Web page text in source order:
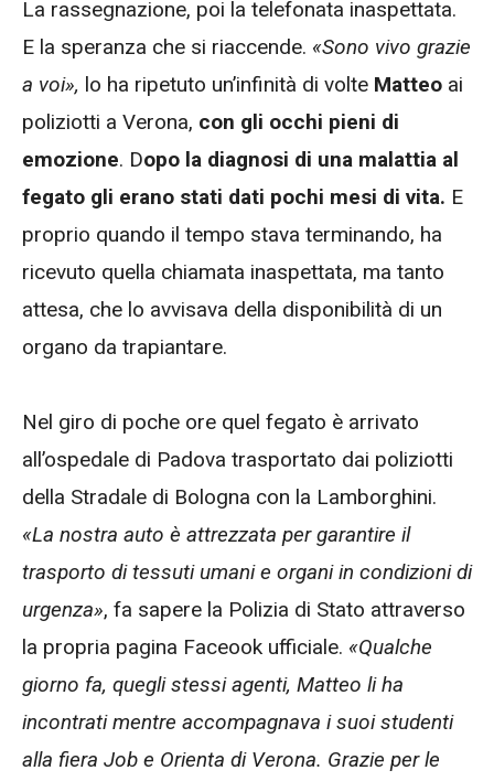
La rassegnazione, poi la telefonata inaspettata.
E la speranza che si riaccende. «Sono vivo grazie
a voi», lo ha ripetuto un’infinità di volte Matteo ai
poliziotti a Verona, con gli occhi pieni di
emozione. Dopo la diagnosi di una malattia al
fegato gli erano stati dati pochi mesi di vita. E
proprio quando il tempo stava terminando, ha
ricevuto quella chiamata inaspettata, ma tanto
attesa, che lo avvisava della disponibilità di un
organo da trapiantare.
Nel giro di poche ore quel fegato è arrivato
all’ospedale di Padova trasportato dai poliziotti
della Stradale di Bologna con la Lamborghini.
«La nostra auto è attrezzata per garantire il
trasporto di tessuti umani e organi in condizioni di
urgenza», fa sapere la Polizia di Stato attraverso
la propria pagina Faceook ufficiale. «Qualche
giorno fa, quegli stessi agenti, Matteo li ha
incontrati mentre accompagnava i suoi studenti
alla fiera Job e Orienta di Verona. Grazie per le